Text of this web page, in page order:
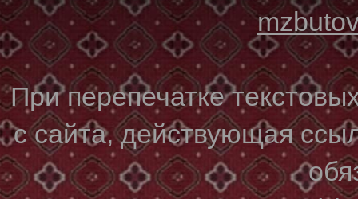
При перепечатке
с сайта, действующая